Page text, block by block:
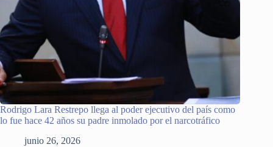
Rodrigo Lara Restrepo llega al poder ejecutivo del país como
lo fue hace 42 años su padre inmolado por el narcotráfico
junio 26, 2026